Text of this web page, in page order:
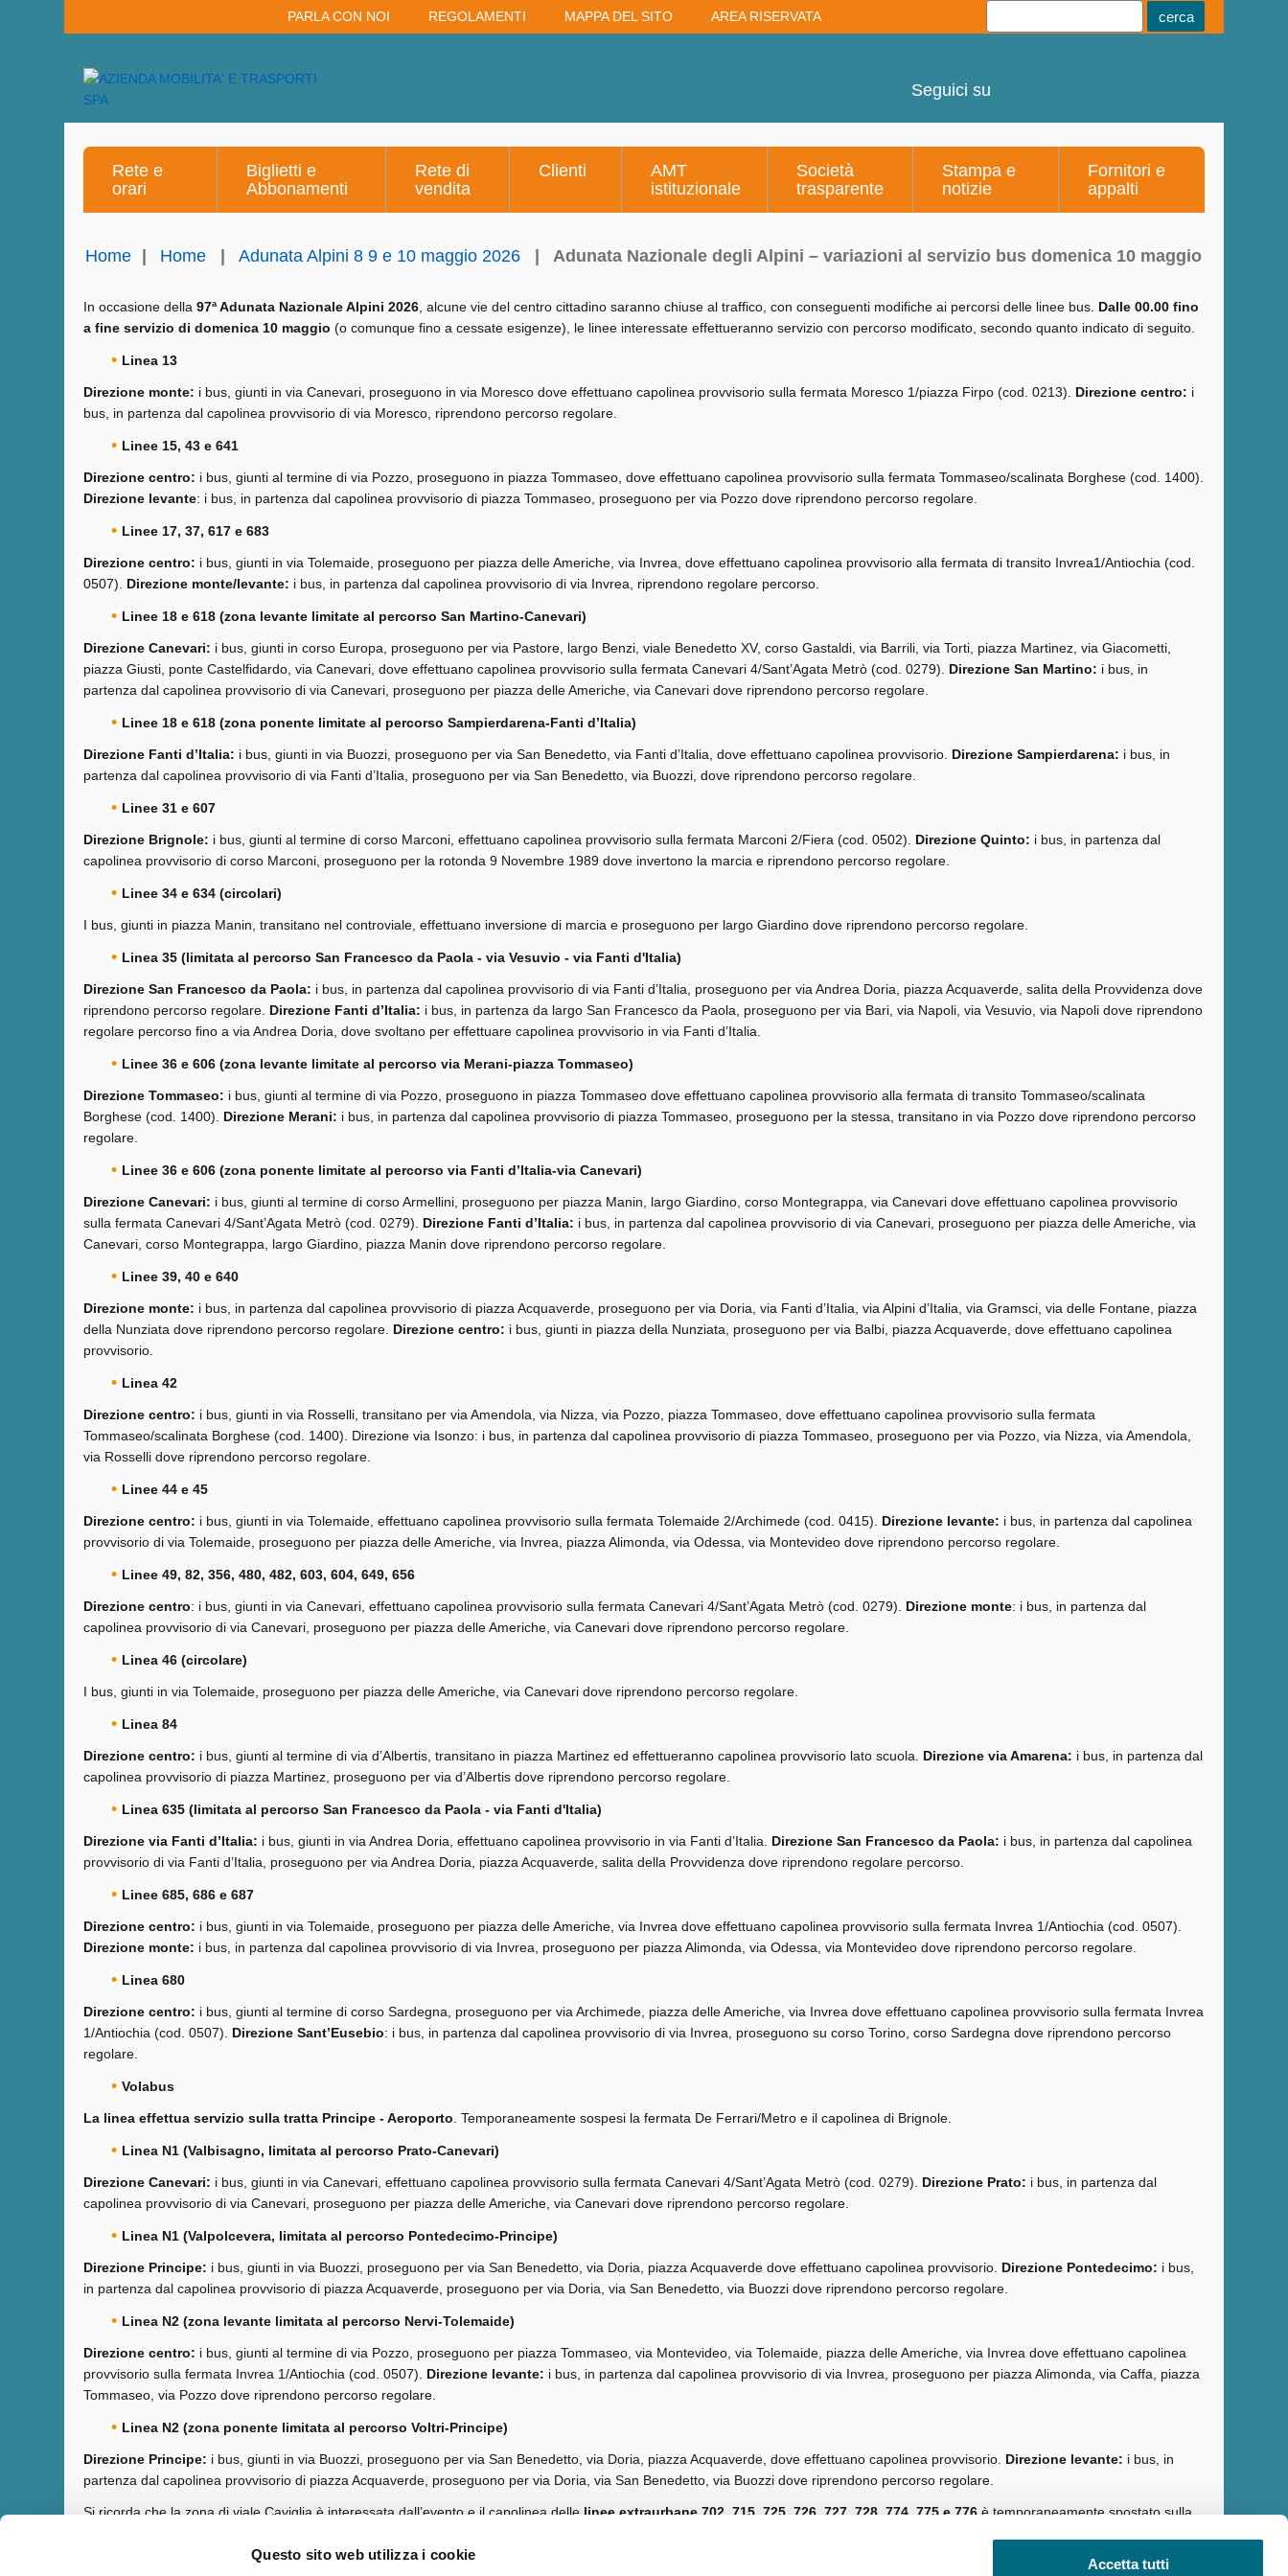
Questo sito web utilizza i cookie
Accetta tutti
PARLA CON NOI REGOLAMENTI MAPPA DEL SITO AREA RISERVATA
Seguici su
Rete e
orari
Biglietti e
Abbonamenti
Rete di
vendita
Clienti
AMT
istituzionale
Società
trasparente
Stampa e
notizie
Fornitori e
appalti
Home Home Adunata Alpini 8 9 e 10 maggio 2026 Adunata Nazionale degli Alpini – variazioni al servizio bus domenica 10 maggio
In occasione della 97ª Adunata Nazionale Alpini 2026 , alcune vie del centro cittadino saranno chiuse al traffico, con conseguenti modifiche ai percorsi delle linee bus. Dalle 00.00 fino
a fine servizio di domenica 10 maggio (o comunque fino a cessate esigenze), le linee interessate effettueranno servizio con percorso modificato, secondo quanto indicato di seguito.
Linea 13
Direzione monte: i bus, giunti in via Canevari, proseguono in via Moresco dove effettuano capolinea provvisorio sulla fermata Moresco 1/piazza Firpo (cod. 0213). Direzione centro: i
bus, in partenza dal capolinea provvisorio di via Moresco, riprendono percorso regolare.
Linee 15, 43 e 641
Direzione centro: i bus, giunti al termine di via Pozzo, proseguono in piazza Tommaseo, dove effettuano capolinea provvisorio sulla fermata Tommaseo/scalinata Borghese (cod. 1400).
Direzione levante: i bus, in partenza dal capolinea provvisorio di piazza Tommaseo, proseguono per via Pozzo dove riprendono percorso regolare.
Linee 17, 37, 617 e 683
Direzione centro: i bus, giunti in via Tolemaide, proseguono per piazza delle Americhe, via Invrea, dove effettuano capolinea provvisorio alla fermata di transito Invrea1/Antiochia (cod.
0507). Direzione monte/levante: i bus, in partenza dal capolinea provvisorio di via Invrea, riprendono regolare percorso.
Linee 18 e 618 (zona levante limitate al percorso San Martino-Canevari)
Direzione Canevari: i bus, giunti in corso Europa, proseguono per via Pastore, largo Benzi, viale Benedetto XV, corso Gastaldi, via Barrili, via Torti, piazza Martinez, via Giacometti,
piazza Giusti, ponte Castelfidardo, via Canevari, dove effettuano capolinea provvisorio sulla fermata Canevari 4/Sant’Agata Metrò (cod. 0279). Direzione San Martino: i bus, in
partenza dal capolinea provvisorio di via Canevari, proseguono per piazza delle Americhe, via Canevari dove riprendono percorso regolare.
Linee 18 e 618 (zona ponente limitate al percorso Sampierdarena-Fanti d’Italia)
Direzione Fanti d’Italia: i bus, giunti in via Buozzi, proseguono per via San Benedetto, via Fanti d’Italia, dove effettuano capolinea provvisorio. Direzione Sampierdarena: i bus, in
partenza dal capolinea provvisorio di via Fanti d’Italia, proseguono per via San Benedetto, via Buozzi, dove riprendono percorso regolare.
Linee 31 e 607
Direzione Brignole: i bus, giunti al termine di corso Marconi, effettuano capolinea provvisorio sulla fermata Marconi 2/Fiera (cod. 0502). Direzione Quinto: i bus, in partenza dal
capolinea provvisorio di corso Marconi, proseguono per la rotonda 9 Novembre 1989 dove invertono la marcia e riprendono percorso regolare.
Linee 34 e 634 (circolari)
I bus, giunti in piazza Manin, transitano nel controviale, effettuano inversione di marcia e proseguono per largo Giardino dove riprendono percorso regolare.
Linea 35 (limitata al percorso San Francesco da Paola - via Vesuvio - via Fanti d'Italia)
Direzione San Francesco da Paola: i bus, in partenza dal capolinea provvisorio di via Fanti d’Italia, proseguono per via Andrea Doria, piazza Acquaverde, salita della Provvidenza dove
riprendono percorso regolare. Direzione Fanti d’Italia: i bus, in partenza da largo San Francesco da Paola, proseguono per via Bari, via Napoli, via Vesuvio, via Napoli dove riprendono
regolare percorso fino a via Andrea Doria, dove svoltano per effettuare capolinea provvisorio in via Fanti d’Italia.
Linee 36 e 606 (zona levante limitate al percorso via Merani-piazza Tommaseo)
Direzione Tommaseo: i bus, giunti al termine di via Pozzo, proseguono in piazza Tommaseo dove effettuano capolinea provvisorio alla fermata di transito Tommaseo/scalinata
Borghese (cod. 1400). Direzione Merani: i bus, in partenza dal capolinea provvisorio di piazza Tommaseo, proseguono per la stessa, transitano in via Pozzo dove riprendono percorso
regolare.
Linee 36 e 606 (zona ponente limitate al percorso via Fanti d’Italia-via Canevari)
Direzione Canevari: i bus, giunti al termine di corso Armellini, proseguono per piazza Manin, largo Giardino, corso Montegrappa, via Canevari dove effettuano capolinea provvisorio
sulla fermata Canevari 4/Sant’Agata Metrò (cod. 0279). Direzione Fanti d’Italia: i bus, in partenza dal capolinea provvisorio di via Canevari, proseguono per piazza delle Americhe, via
Canevari, corso Montegrappa, largo Giardino, piazza Manin dove riprendono percorso regolare.
Linee 39, 40 e 640
Direzione monte: i bus, in partenza dal capolinea provvisorio di piazza Acquaverde, proseguono per via Doria, via Fanti d’Italia, via Alpini d’Italia, via Gramsci, via delle Fontane, piazza
della Nunziata dove riprendono percorso regolare. Direzione centro: i bus, giunti in piazza della Nunziata, proseguono per via Balbi, piazza Acquaverde, dove effettuano capolinea
provvisorio.
Linea 42
Direzione centro: i bus, giunti in via Rosselli, transitano per via Amendola, via Nizza, via Pozzo, piazza Tommaseo, dove effettuano capolinea provvisorio sulla fermata
Tommaseo/scalinata Borghese (cod. 1400). Direzione via Isonzo: i bus, in partenza dal capolinea provvisorio di piazza Tommaseo, proseguono per via Pozzo, via Nizza, via Amendola,
via Rosselli dove riprendono percorso regolare.
Linee 44 e 45
Direzione centro: i bus, giunti in via Tolemaide, effettuano capolinea provvisorio sulla fermata Tolemaide 2/Archimede (cod. 0415). Direzione levante: i bus, in partenza dal capolinea
provvisorio di via Tolemaide, proseguono per piazza delle Americhe, via Invrea, piazza Alimonda, via Odessa, via Montevideo dove riprendono percorso regolare.
Linee 49, 82, 356, 480, 482, 603, 604, 649, 656
Direzione centro: i bus, giunti in via Canevari, effettuano capolinea provvisorio sulla fermata Canevari 4/Sant’Agata Metrò (cod. 0279). Direzione monte: i bus, in partenza dal
capolinea provvisorio di via Canevari, proseguono per piazza delle Americhe, via Canevari dove riprendono percorso regolare.
Linea 46 (circolare)
I bus, giunti in via Tolemaide, proseguono per piazza delle Americhe, via Canevari dove riprendono percorso regolare.
Linea 84
Direzione centro: i bus, giunti al termine di via d’Albertis, transitano in piazza Martinez ed effettueranno capolinea provvisorio lato scuola. Direzione via Amarena: i bus, in partenza dal
capolinea provvisorio di piazza Martinez, proseguono per via d’Albertis dove riprendono percorso regolare.
Linea 635 (limitata al percorso San Francesco da Paola - via Fanti d'Italia)
Direzione via Fanti d’Italia: i bus, giunti in via Andrea Doria, effettuano capolinea provvisorio in via Fanti d’Italia. Direzione San Francesco da Paola: i bus, in partenza dal capolinea
provvisorio di via Fanti d’Italia, proseguono per via Andrea Doria, piazza Acquaverde, salita della Provvidenza dove riprendono regolare percorso.
Linee 685, 686 e 687
Direzione centro: i bus, giunti in via Tolemaide, proseguono per piazza delle Americhe, via Invrea dove effettuano capolinea provvisorio sulla fermata Invrea 1/Antiochia (cod. 0507).
Direzione monte: i bus, in partenza dal capolinea provvisorio di via Invrea, proseguono per piazza Alimonda, via Odessa, via Montevideo dove riprendono percorso regolare.
Linea 680
Direzione centro: i bus, giunti al termine di corso Sardegna, proseguono per via Archimede, piazza delle Americhe, via Invrea dove effettuano capolinea provvisorio sulla fermata Invrea
1/Antiochia (cod. 0507).
Direzione Sant’Eusebio: i bus, in partenza dal capolinea provvisorio di via Invrea, proseguono su corso Torino, corso Sardegna dove riprendono percorso
regolare.
Volabus
La linea effettua servizio sulla tratta Principe - Aeroporto . Temporaneamente sospesi la fermata De Ferrari/Metro e il capolinea di Brignole.
Linea N1 (Valbisagno, limitata al percorso Prato-Canevari)
Direzione Canevari: i bus, giunti in via Canevari, effettuano capolinea provvisorio sulla fermata Canevari 4/Sant’Agata Metrò (cod. 0279). Direzione Prato: i bus, in partenza dal
capolinea provvisorio di via Canevari, proseguono per piazza delle Americhe, via Canevari dove riprendono percorso regolare.
Linea N1 (Valpolcevera, limitata al percorso Pontedecimo-Principe)
Direzione Principe: i bus, giunti in via Buozzi, proseguono per via San Benedetto, via Doria, piazza Acquaverde dove effettuano capolinea provvisorio. Direzione Pontedecimo: i bus,
in partenza dal capolinea provvisorio di piazza Acquaverde, proseguono per via Doria, via San Benedetto, via Buozzi dove riprendono percorso regolare.
Linea N2 (zona levante limitata al percorso Nervi-Tolemaide)
Direzione centro: i bus, giunti al termine di via Pozzo, proseguono per piazza Tommaseo, via Montevideo, via Tolemaide, piazza delle Americhe, via Invrea dove effettuano capolinea
provvisorio sulla fermata Invrea 1/Antiochia (cod. 0507). Direzione levante: i bus, in partenza dal capolinea provvisorio di via Invrea, proseguono per piazza Alimonda, via Caffa, piazza
Tommaseo, via Pozzo dove riprendono percorso regolare.
Linea N2 (zona ponente limitata al percorso Voltri-Principe)
Direzione Principe: i bus, giunti in via Buozzi, proseguono per via San Benedetto, via Doria, piazza Acquaverde, dove effettuano capolinea provvisorio. Direzione levante: i bus, in
partenza dal capolinea provvisorio di piazza Acquaverde, proseguono per via Doria, via San Benedetto, via Buozzi dove riprendono percorso regolare.
Si ricorda che la zona di viale Caviglia è interessata dall’evento e il capolinea delle linee extraurbane 702, 715, 725, 726, 727, 728, 774, 775 e 776 è temporaneamente spostato sulla